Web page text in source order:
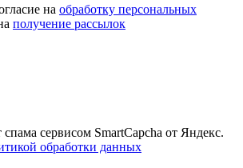
на обработку персональных
получение рассылок
сервисом SmartCapcha от Яндекс.
обработки данных